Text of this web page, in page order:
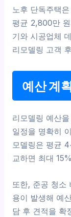
노후 단독주택
평균 2,800만
기와 시공업체
리모델링 고객
예산 계
리모델링 예산
일정을 명확히
모델링은 평균
교하면 최대
또한, 준공 청소
용이 발생해 예
담 후 견적을 확